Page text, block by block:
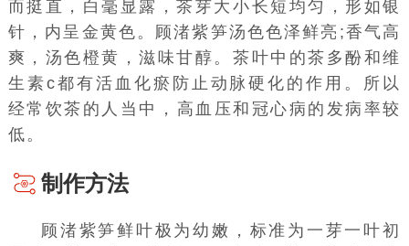
而挺直，白毫显露，茶芽大小长短均匀，形如银
针 ，内呈金黄色。顾渚紫笋汤色色泽鲜亮;香气高
爽，汤色橙黄，滋味甘醇。茶叶中的茶多酚和维
生素c都有活血化瘀 防止 动脉硬化 的作用。所以
经常饮茶的人当中， 高血压和 冠心病 的发病率较
低。
制作方法
顾渚紫笋鲜叶极为幼嫩，标准为一芽一叶初